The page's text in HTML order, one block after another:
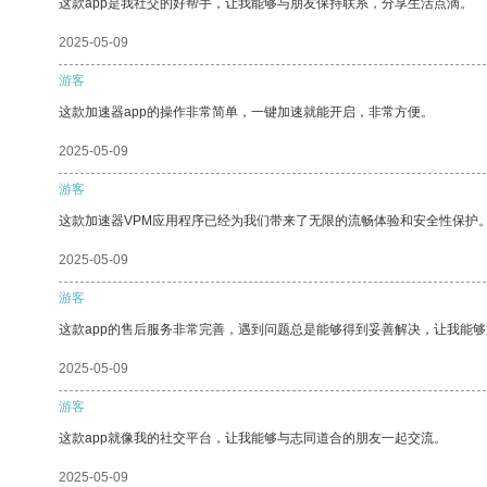
这款app是我社交的好帮手，让我能够与朋友保持联系，分享生活点滴。
2025-05-09
游客
这款加速器app的操作非常简单，一键加速就能开启，非常方便。
2025-05-09
游客
这款加速器VPM应用程序已经为我们带来了无限的流畅体验和安全性保护。
2025-05-09
游客
这款app的售后服务非常完善，遇到问题总是能够得到妥善解决，让我能够
2025-05-09
游客
这款app就像我的社交平台，让我能够与志同道合的朋友一起交流。
2025-05-09